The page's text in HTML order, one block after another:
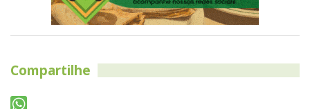
Compartilhe